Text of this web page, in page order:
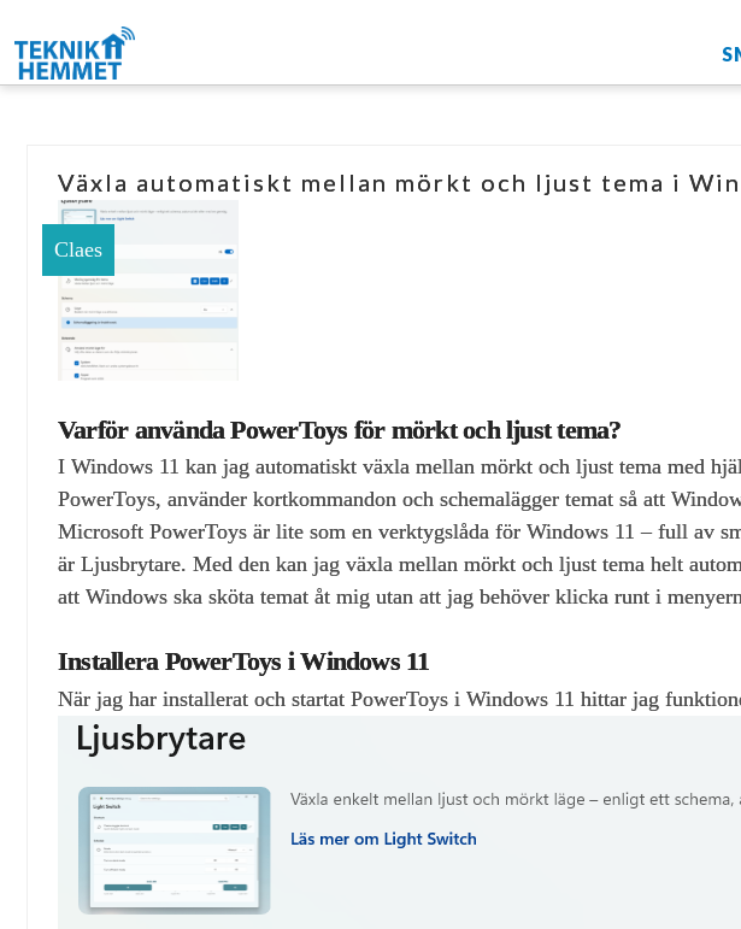
Växla automatiskt mellan mörkt och ljust tema i
Claes
Varför använda PowerToys för mörkt och ljust tema?
I Windows 11 kan jag automatiskt växla mellan mörkt och ljust tema med
PowerToys, använder kortkommandon och schemalägger temat så att
Microsoft PowerToys är lite som en verktygslåda för Windows 11 – full av
är Ljusbrytare. Med den kan jag växla mellan mörkt och ljust tema helt
att Windows ska sköta temat åt mig utan att jag behöver klicka runt i
Installera PowerToys i Windows 11
När jag har installerat och startat PowerToys i Windows 11 hittar jag